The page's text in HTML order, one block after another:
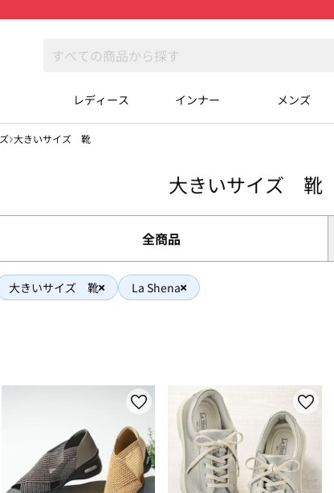
レディース インナー メンズ
大きいサイズ 靴
大きいサイズ 靴
全商品
大きいサイズ 靴 La Shena